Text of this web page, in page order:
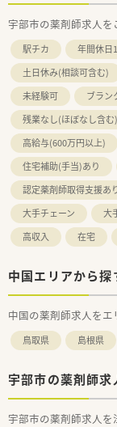
宇部市の薬剤師求人を
駅チカ 年間休日
土日休み(相談可含む)
未経験可
ブラン
残業なし(ほぼなし含む)
高給与(600万円以上)
住宅補助(手当)あり
認定薬剤師取得支援あ
大手チェーン
大
高収入
在宅
中国エリアから探
中国の薬剤師求人をエ
鳥取県 島根県
宇部市の薬剤師
宇部市の薬剤師求人を